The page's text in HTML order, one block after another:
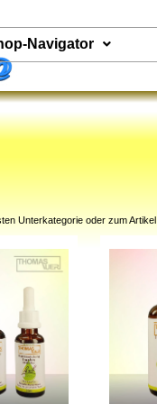
Navigator
Unterkategorie oder zum Artikel.